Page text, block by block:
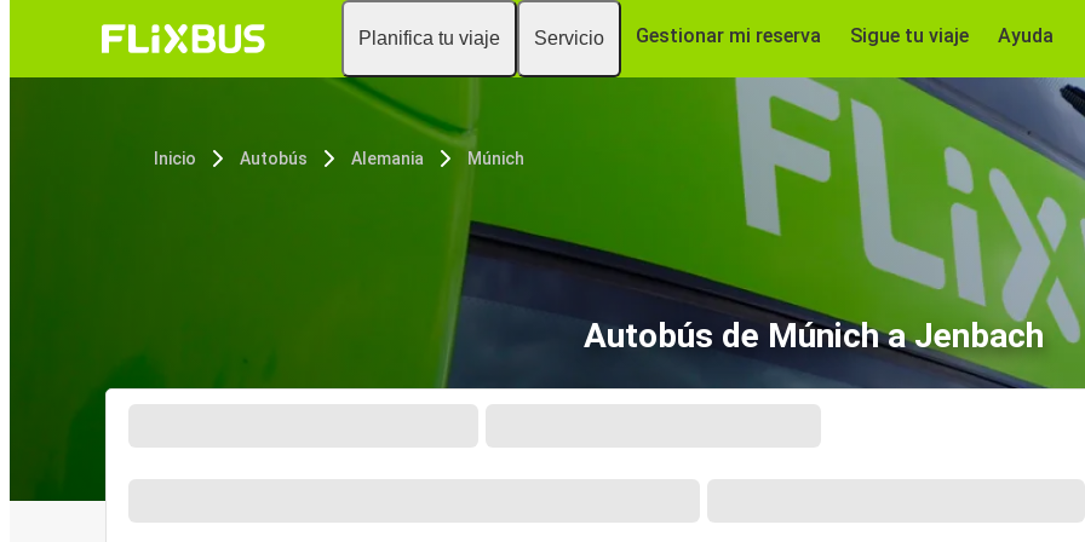
Planifica tu viaje Servicio Gestionar mi reserva Sigue tu viaje Ayuda
Inicio Autobús Alemania Múnich
Autobús de Múnich a Jenbach